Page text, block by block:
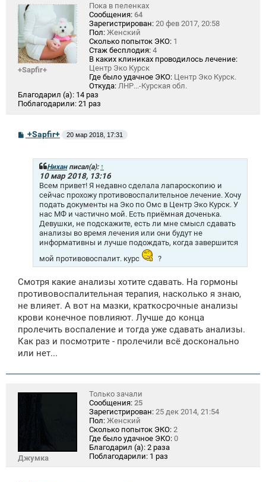
+Sapfir+
Пока в пеленках
Сообщения: 64
Зарегистрирован: 20 фев 2017, 20:58
Пол: Женский
Сколько попыток ЭКО: 1
Стаж бесплодия: 4
В каких клиниках проводилось лечение:
Центр Эко Курск
Где было удачное ЭКО: Центр Эко Курск.
Откуда: ЛНР...-Курская обл.
Благодарил (а): 14 раз
Поблагодарили: 21 раз
С
о
+Sapfir+ 20 мар 2018, 17:31
Ниханписал(а): ↑
10 мар 2018, 13:16
Всем привет! Я недавно сделала лапароскопию и
сейчас прохожу противовоспалительное лечение. Хочу
подать документы на Эко по Омс в Центр Эко Курск. У
нас МФ и частично мой. Есть приёмная доченька.
Девушки, не подскажите, есть ли мне смысл сдавать
анализы во время лечения или они будут не
информативны и лучше подождать, когда завершится
мой противовоспалит. курс
?
Смотря какие анализы хотите сдавать. На гормоны
противовоспалительная терапия, насколько я знаю,
не влияет. А вот на мазки, краткосрочные анализы
крови конечное повлияют. Лучше до конца
пролечить воспаление и тогда уже сдавать анализы.
Как раз и посмотрите - пролечили всё досконально
или нет...
Джумка
Только зачали
Сообщения: 25
Зарегистрирован: 25 дек 2014, 21:54
Пол: Женский
Сколько попыток ЭКО: 2
Где было удачное ЭКО: 0
Благодарил (а): 2 раза
Поблагодарили: 1 раз